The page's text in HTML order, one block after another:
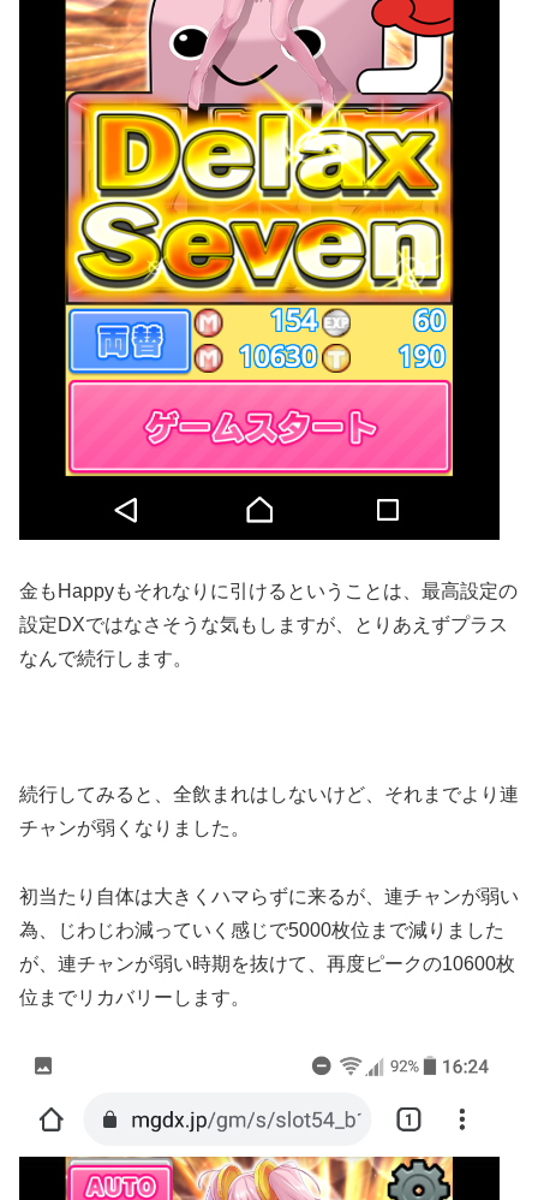
金もHappyもそれなりに引けるということは、最高設定の
設定DXではなさそうな気もしますが、とりあえずプラス
なんで続行します。
続行してみると、全飲まれはしないけど、それまでより連
チャンが弱くなりました。
初当たり自体は大きくハマらずに来るが、連チャンが弱い
為、じわじわ減っていく感じで5000枚位まで減りました
が、連チャンが弱い時期を抜けて、再度ピークの10600枚
位までリカバリーします。